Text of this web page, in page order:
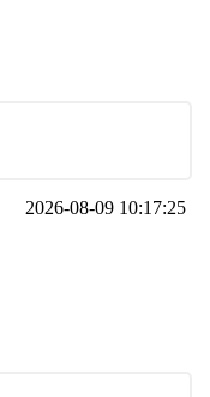
2026-08-09 10:17:25